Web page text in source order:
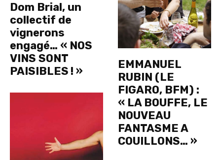
Dom Brial, un
collectif de
vignerons
engagé… « NOS
VINS SONT
PAISIBLES ! »
EMMANUEL
RUBIN (LE
FIGARO, BFM) :
« LA BOUFFE, LE
NOUVEAU
FANTASME A
COUILLONS… »